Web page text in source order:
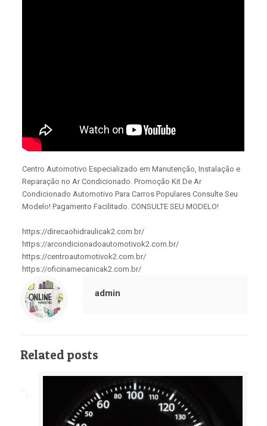
Centro Automotivo Especializado em Manutenção, Instalação e
Reparação no Ar Condicionado. Promoção Kit De Ar
Condicionado Automotivo Para Carros Populares Consulte Seu
Modelo! Pagamento Facilitado. CONSULTE SEU MODELO!
https://direcaohidraulicak2.com.br/
https://arcondicionadoautomotivok2.com.br/
https://centroautomotivok2.com.br/
https://oficinamecanicak2.com.br/
admin
Related posts